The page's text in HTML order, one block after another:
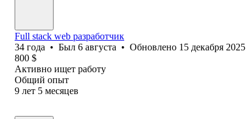
Full stack web разработчик
34 года • Был 6 августа • Обновлено 15 декабря 2025
800 $
Активно ищет работу
Общий опыт
9 лет 5 месяцев